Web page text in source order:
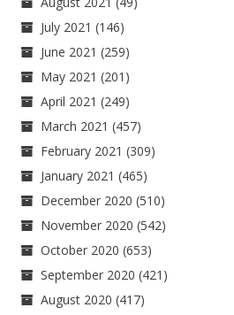
July 2021 (146)
June 2021 (259)
May 2021 (201)
April 2021 (249)
March 2021 (457)
February 2021 (309)
January 2021 (465)
December 2020 (510)
November 2020 (542)
October 2020 (653)
September 2020 (421)
August 2020 (417)